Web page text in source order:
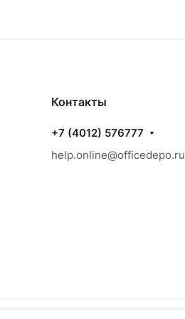
Контакты
+7 (4012) 576777
help.online@officedepo.ru